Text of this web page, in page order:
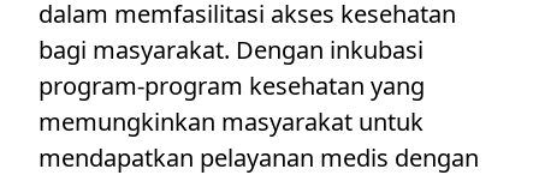
dalam memfasilitasi akses kesehatan
bagi masyarakat. Dengan inkubasi
program-program kesehatan yang
memungkinkan masyarakat untuk
mendapatkan pelayanan medis dengan